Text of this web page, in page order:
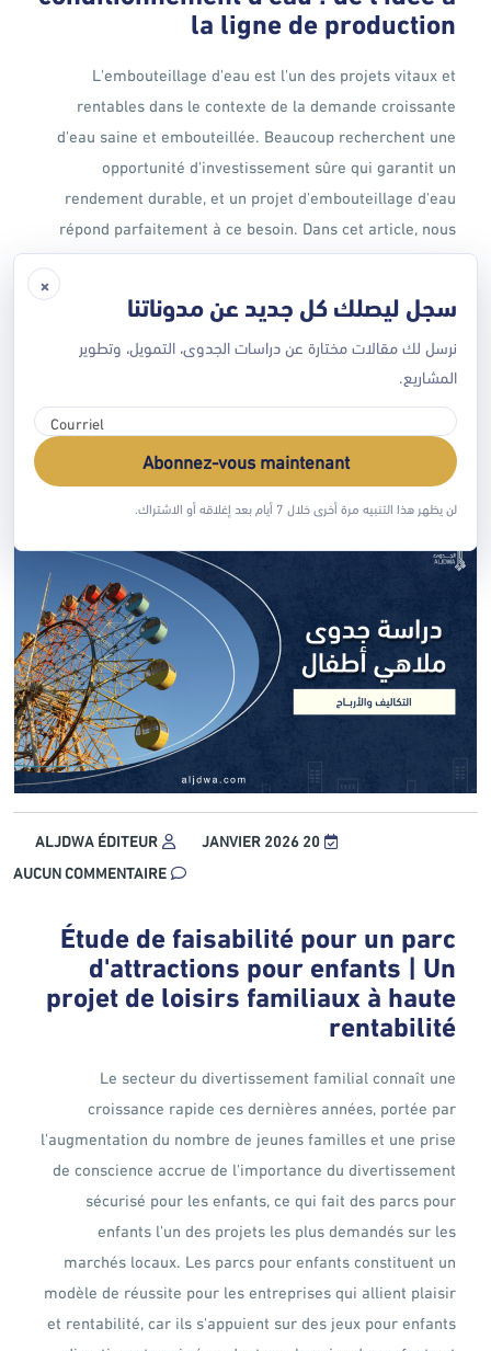
la ligne de production
L'embouteillage d'eau est l'un des projets vitaux et
rentables dans le contexte de la demande croissante
d'eau saine et embouteillée. Beaucoup recherchent une
opportunité d'investissement sûre qui garantit un
rendement durable, et un projet d'embouteillage d'eau
répond parfaitement à ce besoin. Dans cet article, nous
vous expliquerons étape par étape, de l'étude de
production d'eau intégrée. Nous fournirons également des
conseils pratiques et des exemples [...]
EN SAVOIR PLUS
20 JANVIER 2026
ALJDWA ÉDITEUR
AUCUN COMMENTAIRE
Étude de faisabilité pour un parc
d'attractions pour enfants | Un
projet de loisirs familiaux à haute
rentabilité
Le secteur du divertissement familial connaît une
croissance rapide ces dernières années, portée par
l'augmentation du nombre de jeunes familles et une prise
de conscience accrue de l'importance du divertissement
sécurisé pour les enfants, ce qui fait des parcs pour
enfants l'un des projets les plus demandés sur les
marchés locaux. Les parcs pour enfants constituent un
modèle de réussite pour les entreprises qui allient plaisir
et rentabilité, car ils s'appuient sur des jeux pour enfants
×
سجل ليصلك كل جديد عن مدوناتنا
نرسل لك مقالات مختارة عن دراسات الجدوى، التمويل، وتطوير
المشاريع.
Abonnez-vous maintenant
لن يظهر هذا التنبيه مرة أخرى خلال 7 أيام بعد إغلاقه أو الاشتراك.